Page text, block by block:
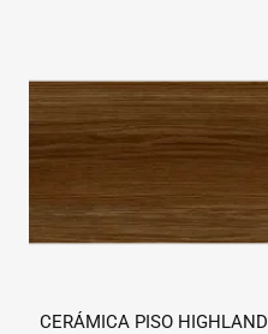
CERÁMICA PISO